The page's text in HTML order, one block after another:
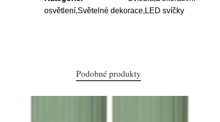
osvětlení,Světelné dekorace,LED svíčky
Podobné produkty